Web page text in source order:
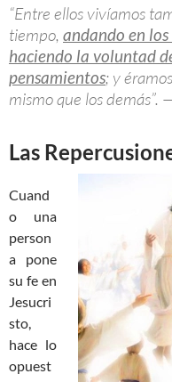
“Entre ellos vivíamos
tiempo, andando en los
haciendo la voluntad
pensamientos; y
mismo que los demás”.
Las
Cuand
o una
person
a pone
su fe en
Jesucri
sto,
hace lo
opuest